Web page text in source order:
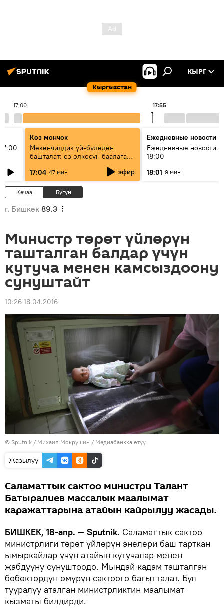
Кыргызстан
КЫРГ
17:00 17:55
Көз мончок
Мекенчилдик үй-бүлөдөн
башталат: өз өлкөсүн баалаган
муунду кантип тарбиялоо
керек?
17:04 47 мин эфир
Ежедневные новости
Ежедневные новости.
18:00
18:01 9 мин
Кечээ Бүгүн
г. Бишкек 89.3
Министр төрөт үйлөрүн
ташталган балдар үчүн
кутуча менен камсыздоону
сунуштайт
10:26 18.04.2016
© Sputnik / Михаил Мокрушин / Медиабанкка өтүү
Жазылуу
Саламаттык сактоо министри Талант
Батыралиев массалык маалымат
каражаттарына атайын кайрылуу жасады.
БИШКЕК, 18-апр. — Sputnik. Саламаттык сактоо
министрлиги төрөт үйлөрүн энелери баш тарткан
ымыркайлар үчүн атайын кутучалар менен
жабдууну сунуштоодо. Мындай кадам ташталган
бөбөктөрдүн өмүрүн сактоого багытталат. Бул
тууралуу аталган министрликтин маалымат
кызматы билдирди.